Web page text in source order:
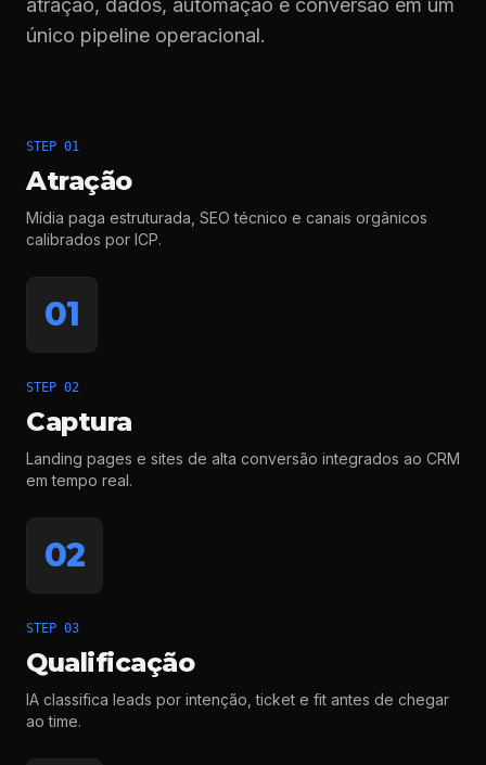
atração, dados, automação e conversão em um
único pipeline operacional.
STEP 01
Atração
Mídia paga estruturada, SEO técnico e canais orgânicos
calibrados por ICP.
01
STEP 02
Captura
Landing pages e sites de alta conversão integrados ao CRM
em tempo real.
02
STEP 03
Qualificação
IA classifica leads por intenção, ticket e fit antes de chegar
ao time.